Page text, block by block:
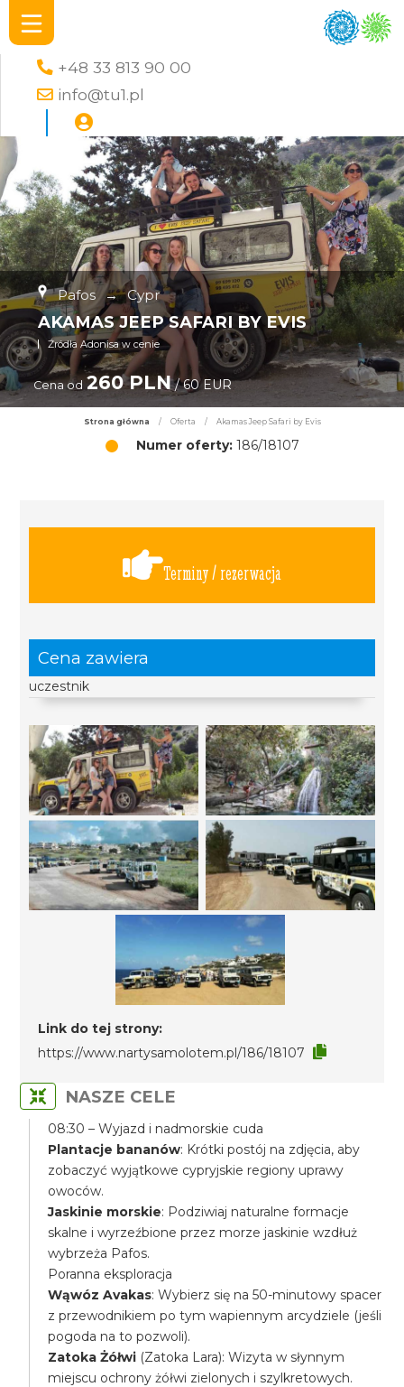
+48 33 813 90 00
info@tu1.pl
Pafos → Cypr
AKAMAS JEEP SAFARI BY EVIS
Źródła Adonisa w cenie
Cena od 260 PLN/ 60 EUR
Strona główna / Oferta / Akamas Jeep Safari by Evis
Numer oferty:186/18107
Terminy / rezerwacja
Cena zawiera
uczestnik
Link do tej strony:
https://www.nartysamolotem.pl/186/18107
NASZE CELE
08:30 – Wyjazd i nadmorskie cuda
Plantacje bananów: Krótki postój na zdjęcia, aby
zobaczyć wyjątkowe cypryjskie regiony uprawy
owoców.
Jaskinie morskie: Podziwiaj naturalne formacje
skalne i wyrzeźbione przez morze jaskinie wzdłuż
wybrzeża Pafos.
Poranna eksploracja
Wąwóz Avakas: Wybierz się na 50-minutowy spacer
z przewodnikiem po tym wapiennym arcydziele (jeśli
pogoda na to pozwoli).
Zatoka Żółwi (Zatoka Lara): Wizyta w słynnym
miejscu ochrony żółwi zielonych i szylkretowych.